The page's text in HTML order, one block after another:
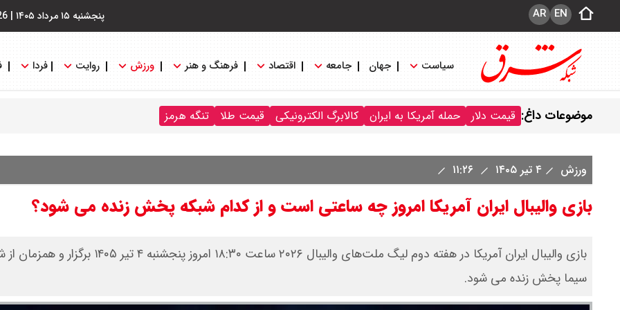
پنجشنبه ۱۵ مرداد ۱۴۰۵ | EN
AR
سیاست جهان جامعه اقتصاد فرهنگ و هنر ورزش روایت فردا
موضوعات داغ: قیمت دلار حمله آمریکا به ایران کالابرگ الکترونیکی قیمت طلا تنگه هرمز
ورزش ۴ تیر ۱۴۰۵
بازی والیبال ایران آمریکا امروز چه ساعتی است و از کدام شبکه پخش زنده می شود؟
سیما پخش زنده می شود.